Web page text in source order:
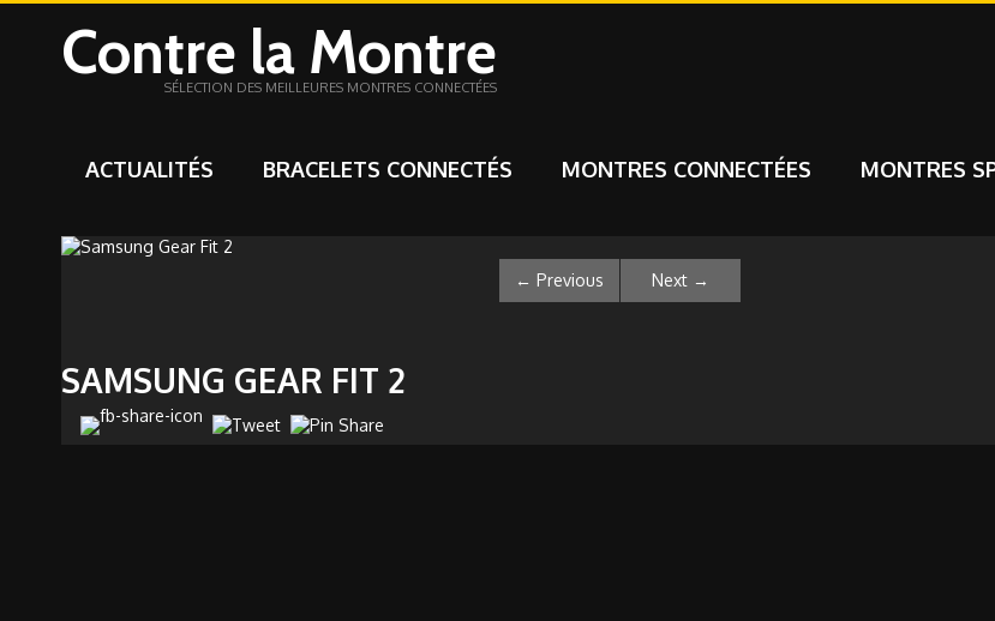
Contre la Montre
SÉLECTION DES MEILLEURES MONTRES CONNECTÉES
ACTUALITÉS BRACELETS CONNECTÉS MONTRES CONNECTÉES MONTRES
← Previous Next →
SAMSUNG GEAR FIT 2